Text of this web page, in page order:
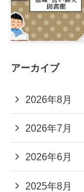
アーカイブ
2026年8月
2026年7月
2026年6月
2025年8月